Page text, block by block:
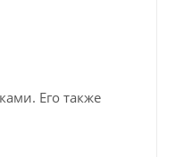
Его также